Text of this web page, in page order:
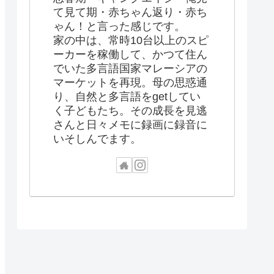
て見て期・赤ちゃん返り・赤ち
ゃん！と言った感じです。
家の中は、常時10台以上のスピ
ーカーを稼働して、かつて住ん
でいた多言語国家マレーシアの
マーケットを再現。母の思惑通
り、自然と多言語をgetしてい
く子どもたち。その成長を見逃
さんと日々メモに録画に録音に
いそしんでます。